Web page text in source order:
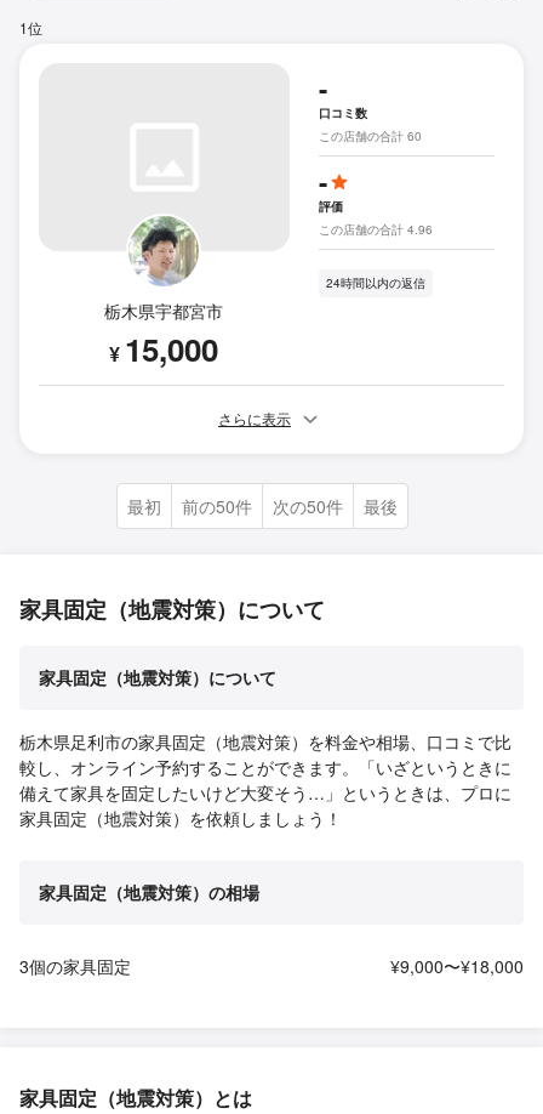
1位
栃木県宇都宮市
¥ 15,000
-
口コミ数
この店舗の合計 60
-
評価
この店舗の合計 4.96
24時間以内の返信
さらに表示
最初 前の50件 次の50件 最後
家具固定（地震対策）について
家具固定（地震対策）について
栃木県足利市の家具固定（地震対策）を料金や相場、口コミで比
較し、オンライン予約することができます。「いざというときに
備えて家具を固定したいけど大変そう…」というときは、プロに
家具固定（地震対策）を依頼しましょう！
家具固定（地震対策）の相場
3個の家具固定 ¥9,000〜¥18,000
家具固定（地震対策）とは